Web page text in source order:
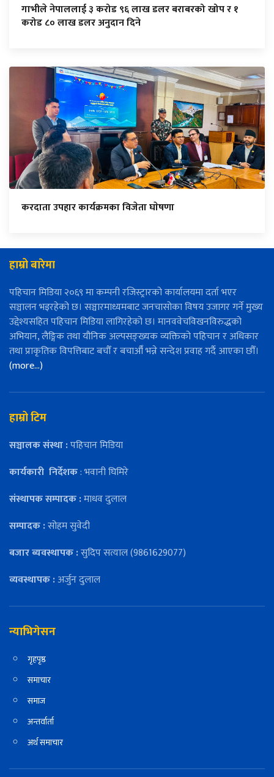
गाभीले नेपाललाई ३ करोड ९६ लाख डलर बराबरको खोप र १
करोड ८० लाख डलर अनुदान दिने
करदाता उपहार कार्यक्रमका विजेता घाेषणा
हाम्रो बारेमा
पहिचान मिडिया २०६९ मा कम्पनी रजिस्ट्रारको कार्यालयमा दर्ता भएर
सञ्चालन भइरहेको छ। सञ्चारमाध्यमबाट जनचासोका विषय उजागर गर्ने मुख्य
उद्देश्यसहित पहिचान मिडिया लागिरहेको छ। मानववेचविखनविरुद्धको
अभियान, लैङ्गिक तथा यौनिक अल्पसङ्ख्यक व्यक्तिको पहिचान र अधिकार
तथा प्राकृतिक विपत्तिबाट बचौँ र बचाऔँ भन्ने सन्देश प्रवाह गर्दै आएका छौँ।
(more…)
हाम्रो टिम
सञ्चालक संस्था :पहिचान मिडिया
कार्यकारी निर्देशक: भवानी घिमिरे
संस्थापक सम्पादक :माधव दुलाल
सम्पादक :सोहम सुवेदी
बजार ब्यवस्थापक :सुदिप सत्याल (9861629077)
व्यवस्थापक :अर्जुन दुलाल
न्याभिगेसन
गृहपृष्ठ
समाचार
समाज
अन्तर्वार्ता
अर्थ समाचार